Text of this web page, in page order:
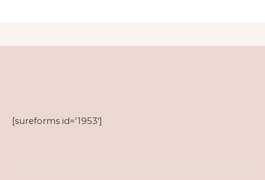
[sureforms id='1953']